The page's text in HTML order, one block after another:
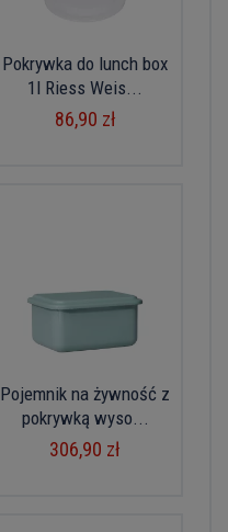
Pokrywka do lunch box
1l Riess Weis...
86,90 zł
Pojemnik na żywność z
pokrywką wyso...
306,90 zł